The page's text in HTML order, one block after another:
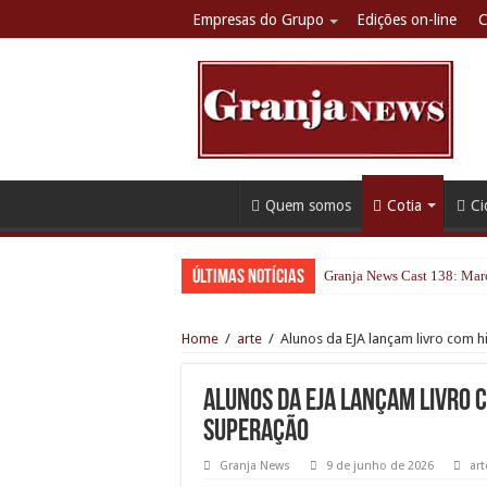
Empresas do Grupo Edições on-line
Quem somos Cotia
Últimas notícias Granja News Cast 138:
Sala do vereador
Greve na CPTM:
Copa Bandoleros de Kart
Home / arte / Alunos da EJA lançam livro com
Alunos da EJA lançam livro
superação
Granja News 9 de junho de 2026